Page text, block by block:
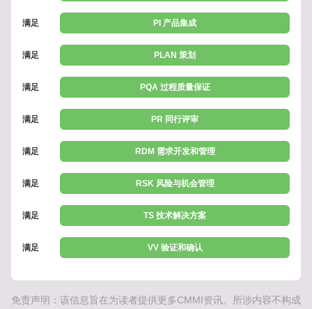
满足 PI 产品集成
满足 PLAN 策划
满足 PQA 过程质量保证
满足 PR 同行评审
满足 RDM 需求开发和管理
满足 RSK 风险与机会管理
满足 TS 技术解决方案
满足 VV 验证和确认
免责声明：该信息旨在为读者提供更多CMMI资讯。所涉内容不构成